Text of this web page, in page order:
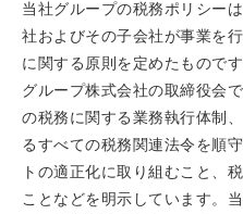
当社グループの税務ポリシー
社およびその子会社が事業を
に関する原則を定めたもので
グループ株式会社の取締役会
の税務に関する業務執行体制
るすべての税務関連法令を順
トの適正化に取り組むこと、
ことなどを明示しています。